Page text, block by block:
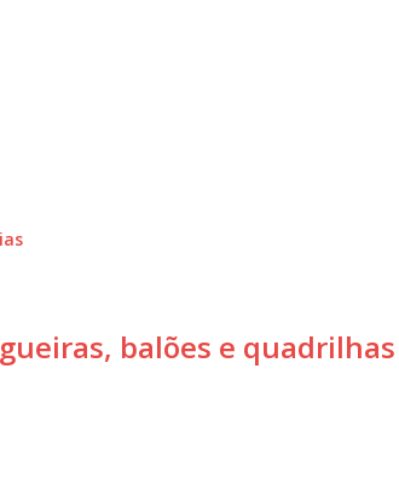
balões e quadrilhas